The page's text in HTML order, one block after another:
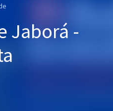
Jaborá -